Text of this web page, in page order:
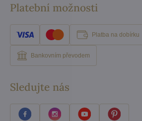
Platební možnosti
Platba na dobírku
Bankovním převodem
Sledujte nás